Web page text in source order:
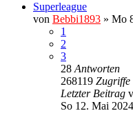
Superleague
von Bebbi1893 » Mo
1
2
3
28 Antworten
268119 Zugriffe
Letzter Beitrag
So 12. Mai